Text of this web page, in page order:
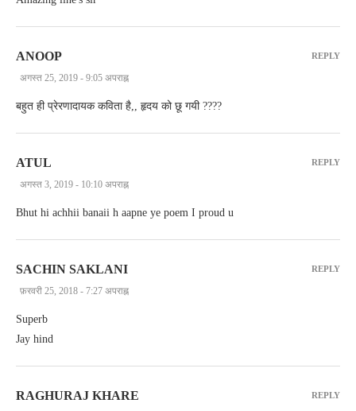
ANOOP
अगस्त 25, 2019 - 9:05 अपराह्न
बहुत ही प्रेरणादायक कविता है,, हृदय को छू गयी ????
REPLY
ATUL
अगस्त 3, 2019 - 10:10 अपराह्न
Bhut hi achhii banaii h aapne ye poem I proud u
REPLY
SACHIN SAKLANI
फ़रवरी 25, 2018 - 7:27 अपराह्न
Superb
Jay hind
REPLY
RAGHURAJ KHARE REPLY